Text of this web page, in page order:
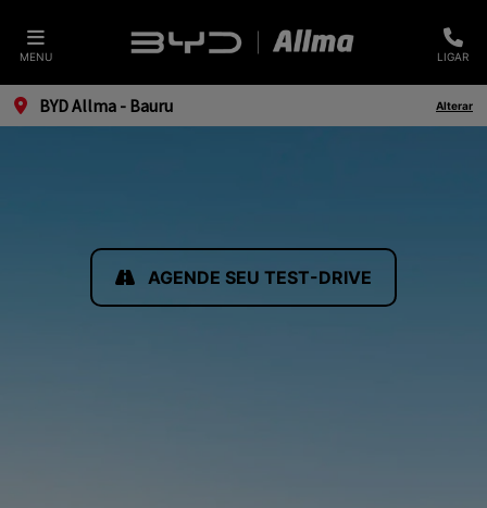
MENU LIGAR
BYD Allma - Bauru Alterar
AGENDE SEU TEST-DRIVE